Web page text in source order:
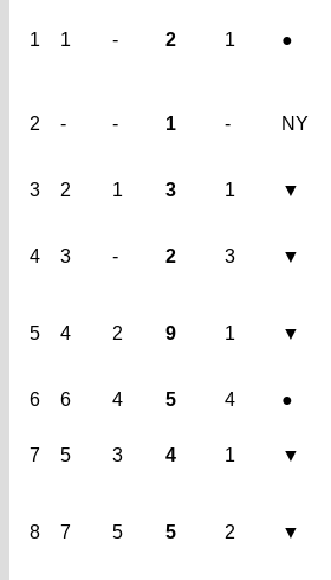
1 1 - 2 1 ●
2 - - 1 - NY
3 2 1 3 1 ▼
4 3 - 2 3 ▼
5 4 2 9 1 ▼
6
6 4 5 4 ●
7 5 3 4 1 ▼
8 7 5 5 2 ▼